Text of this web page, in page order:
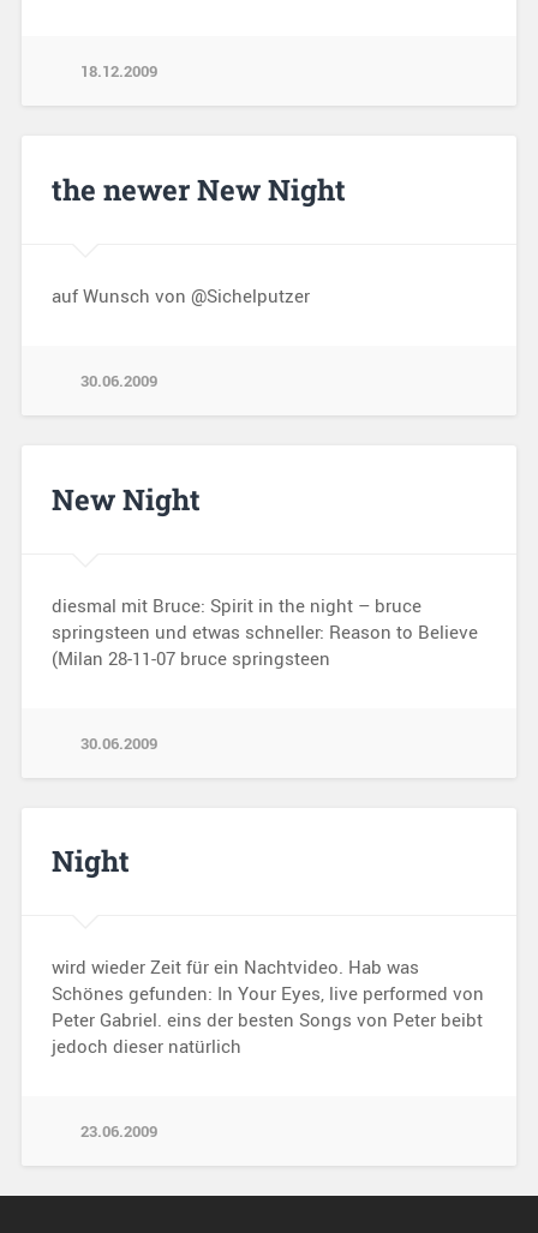
18.12.2009
the newer New Night
auf Wunsch von @Sichelputzer
30.06.2009
New Night
diesmal mit Bruce: Spirit in the night – bruce
springsteen und etwas schneller: Reason to Believe
(Milan 28-11-07 bruce springsteen
30.06.2009
Night
wird wieder Zeit für ein Nachtvideo. Hab was
Schönes gefunden: In Your Eyes, live performed von
Peter Gabriel. eins der besten Songs von Peter beibt
jedoch dieser natürlich
23.06.2009